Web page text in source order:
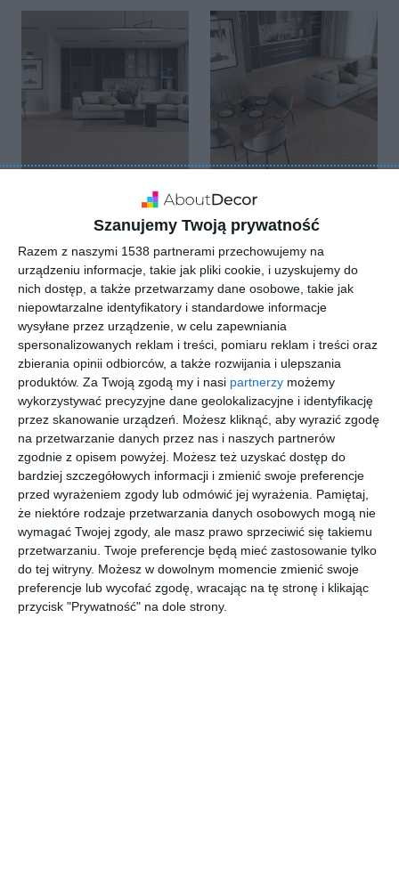
Szanujemy Twoją prywatność
Razem z naszymi 1538 partnerami przechowujemy na
urządzeniu informacje, takie jak pliki cookie, i uzyskujemy do
nich dostęp, a także przetwarzamy dane osobowe, takie jak
niepowtarzalne identyfikatory i standardowe informacje
wysyłane przez urządzenie, w celu zapewniania
spersonalizowanych reklam i treści, pomiaru reklam i treści oraz
zbierania opinii odbiorców, a także rozwijania i ulepszania
produktów. Za Twoją zgodą my i nasi partnerzy możemy
wykorzystywać precyzyjne dane geolokalizacyjne i identyfikację
przez skanowanie urządzeń. Możesz kliknąć, aby wyrazić zgodę
na przetwarzanie danych przez nas i naszych partnerów
zgodnie z opisem powyżej. Możesz też uzyskać dostęp do
bardziej szczegółowych informacji i zmienić swoje preferencje
przed wyrażeniem zgody lub odmówić jej wyrażenia. Pamiętaj,
że niektóre rodzaje przetwarzania danych osobowych mogą nie
wymagać Twojej zgody, ale masz prawo sprzeciwić się takiemu
przetwarzaniu. Twoje preferencje będą mieć zastosowanie tylko
do tej witryny. Możesz w dowolnym momencie zmienić swoje
preferencje lub wycofać zgodę, wracając na tę stronę i klikając
przycisk "Prywatność" na dole strony.
AQUATUS DĄB
SOLIANO
Dodaj do ulubionych
AQUATUS DĄB
SOLIANO
AQUATUS DĄB
VERDON
Dodaj do ulubionych
AQUATUS DĄB
VERDON